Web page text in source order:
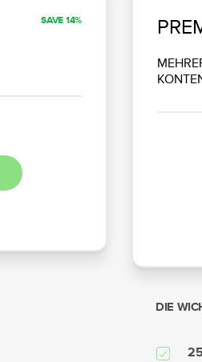
SAVE 14%
DIE